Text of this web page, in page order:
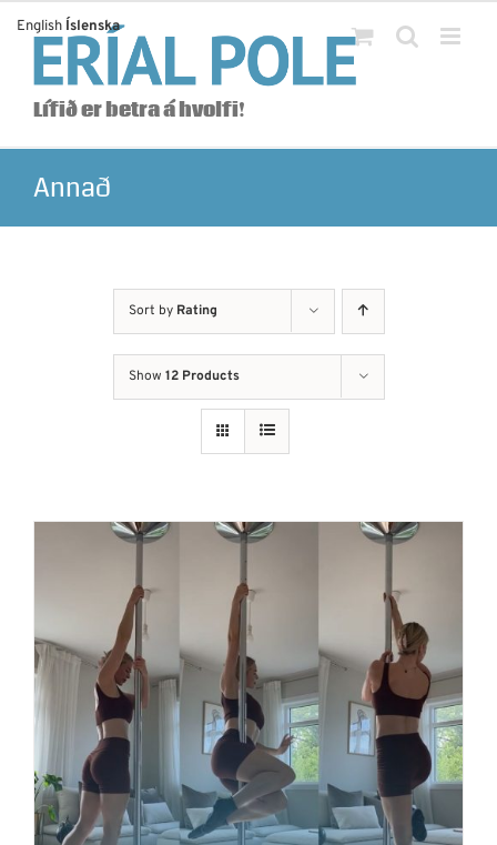
content
Lífið er betra á hvolfi!
Annað
Sort by Rating
Show 12 Products
English Íslenska